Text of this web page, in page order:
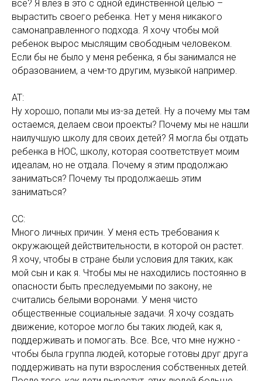
все? Я влез в это с одной единственной целью –
вырастить своего ребенка. Нет у меня никакого
самонаправленного подхода. Я хочу чтобы мой
ребенок вырос мыслящим свободным человеком.
Если бы не было у меня ребенка, я бы занимался не
образованием, а чем-то другим, музыкой например.
АТ:
Ну хорошо, попали мы из-за детей. Ну а почему мы там
остаемся, делаем свои проекты? Почему мы не нашли
наилучшую школу для своих детей? Я могла бы отдать
ребенка в НОС, школу, которая соответствует моим
идеалам, но не отдала. Почему я этим продолжаю
заниматься? Почему ты продолжаешь этим
заниматься?
СС:
Много личных причин. У меня есть требования к
окружающей действительности, в которой он растет.
Я хочу, чтобы в стране были условия для таких, как
мой сын и как я. Чтобы мы не находились постоянно в
опасности быть преследуемыми по закону, не
считались белыми воронами. У меня чисто
общественные социальные задачи. Я хочу создать
движение, которое могло бы таких людей, как я,
поддерживать и помогать. Все. Все, что мне нужно -
чтобы была группа людей, которые готовы друг друга
поддерживать на пути взросления собственных детей.